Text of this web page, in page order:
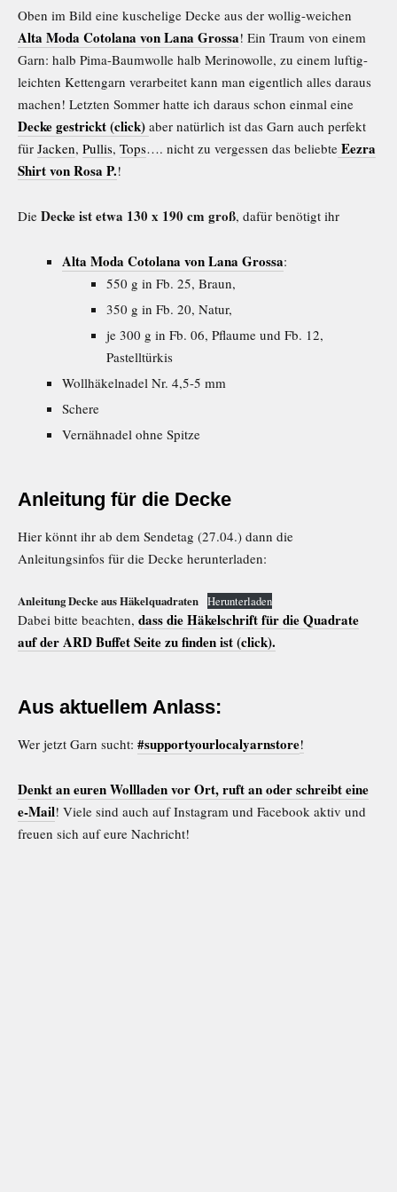
Oben im Bild eine kuschelige Decke aus der wollig-weichen
Alta Moda Cotolana von Lana Grossa! Ein Traum von einem
Garn: halb Pima-Baumwolle halb Merinowolle, zu einem luftig-
leichten Kettengarn verarbeitet kann man eigentlich alles daraus
machen! Letzten Sommer hatte ich daraus schon einmal eine
Decke gestrickt (click) aber natürlich ist das Garn auch perfekt
für Jacken, Pullis, Tops…. nicht zu vergessen das beliebte Eezra
Shirt von Rosa P.!
Die Decke ist etwa 130 x 190 cm groß, dafür benötigt ihr
Alta Moda Cotolana von Lana Grossa:
550 g in Fb. 25, Braun,
350 g in Fb. 20, Natur,
je 300 g in Fb. 06, Pflaume und Fb. 12,
Pastelltürkis
Wollhäkelnadel Nr. 4,5-5 mm
Schere
Vernähnadel ohne Spitze
Anleitung für die Decke
Hier könnt ihr ab dem Sendetag (27.04.) dann die
Anleitungsinfos für die Decke herunterladen:
Anleitung Decke aus Häkelquadraten Herunterladen
Dabei bitte beachten, dass die Häkelschrift für die Quadrate
auf der ARD Buffet Seite zu findenist (click).
Aus aktuellem Anlass:
Wer jetzt Garn sucht: #supportyourlocalyarnstore!
Denkt an euren Wollladen vor Ort, ruft an oder schreibt eine
e-Mail! Viele sind auch auf Instagram und Facebook aktiv und
freuen sich auf eure Nachricht!